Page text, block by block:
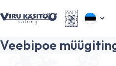
Veebipoe